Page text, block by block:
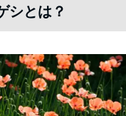
シとは？